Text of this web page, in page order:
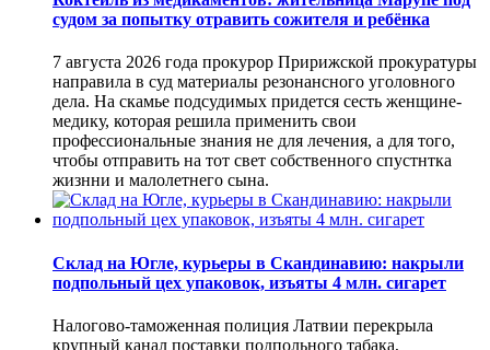
судом за попытку отравить сожителя и ребёнка
7 августа 2026 года прокурор Пририжской прокуратуры
направила в суд материалы резонансного уголовного
дела. На скамье подсудимых придется сесть женщине-
медику, которая решила применить свои
профессиональные знания не для лечения, а для того,
чтобы отправить на тот свет собственного спустнтка
жизнни и малолетнего сына.
Склад на Югле, курьеры в Скандинавию: накрыли
подпольный цех упаковок, изъяты 4 млн. сигарет
Налогово-таможенная полиция Латвии перекрыла
крупный канал поставки подпольного табака,